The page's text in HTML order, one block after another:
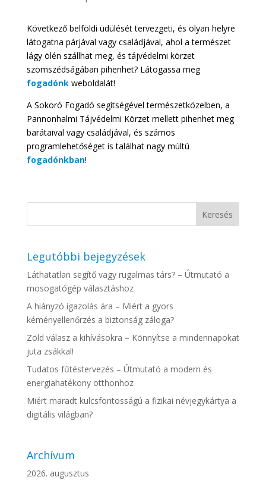
Következő belföldi üdülését tervezgeti, és olyan helyre
látogatna párjával vagy családjával, ahol a természet
lágy ölén szállhat meg, és tájvédelmi körzet
szomszédságában pihenhet? Látogassa meg
fogadónkweboldalát!
A Sokoró Fogadó segítségével természetközelben, a
Pannonhalmi Tájvédelmi Körzet mellett pihenhet meg
barátaival vagy családjával, és számos
programlehetőséget is találhat nagy múltú
fogadónkban!
Legutóbbi bejegyzések
Láthatatlan segítő vagy rugalmas társ? – Útmutató a
mosogatógép választáshoz
A hiányzó igazolás ára – Miért a gyors
kéményellenőrzés a biztonság záloga?
Zöld válasz a kihívásokra – Könnyítse a mindennapokat
juta zsákkal!
Tudatos fűtéstervezés – Útmutató a modern és
energiahatékony otthonhoz
Miért maradt kulcsfontosságú a fizikai névjegykártya a
digitális világban?
Archívum
2026. augusztus